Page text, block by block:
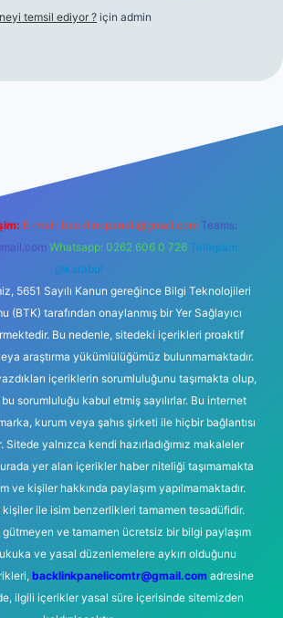
temsil ediyor ?için admin
E-mail: backlinkpaneli@gmail.com Teams:
Whatsapp: 0262 606 0 726 Telegram:
@karabul
5651 Sayılı Kanun gereğince Bilgi Teknolojileri
(BTK) tarafından onaylanmış bir Yer Sağlayıcı
Bu nedenle, sitedeki içerikleri proaktif
araştırma yükümlülüğümüz bulunmamaktadır.
içeriklerin sorumluluğunu taşımakta olup,
sorumluluğu kabul etmiş sayılırlar. Bu internet
kurum veya şahıs şirketi ile hiçbir bağlantısı
Sitede yalnızca kendi hazırladığımız makaleler
yer alan içerikler haber niteliği taşımamakta
ve kişiler hakkında paylaşım yapılmamaktadır.
ile isim benzerlikleri tamamen tesadüfidir.
gütmeyen ve tamamen ücretsiz bir bilgi paylaşım
ve yasal düzenlemelere aykırı olduğunu
backlinkpanelicomtr@gmail.comadresine
ilgili içerikler yasal süre içerisinde sitemizden